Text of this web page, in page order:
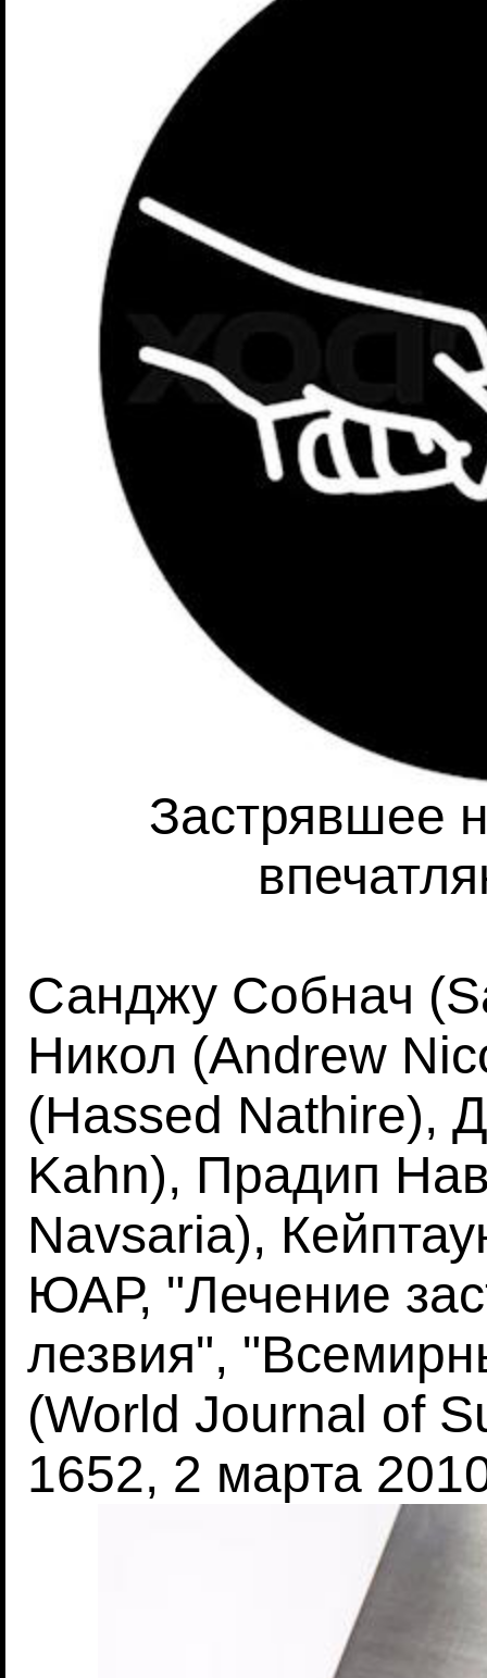
Застрявшее
Санджу Собнач
Никол (Andrew
(Hassed Nathire),
Kahn), Прадип
Navsaria),
ЮАР, "Лечение
лезвия",
(World Journal of
1652, 2 марта